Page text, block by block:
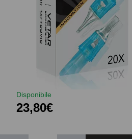
Disponibile
23,80€